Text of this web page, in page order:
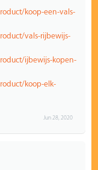
koop-een-vals-
vals-rijbewijs-
ijbewijs-kopen-
koop-elk-
Jun 28, 2020